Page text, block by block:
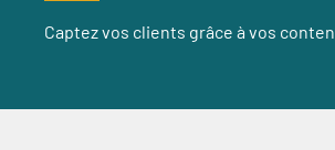
Captez vos clients grâce à vos